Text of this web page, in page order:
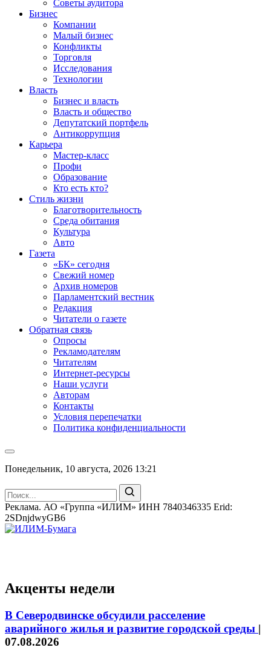
Советы аудитора
Бизнес
Компании
Малый бизнес
Конфликты
Торговля
Исследования
Технологии
Власть
Бизнес и власть
Власть и общество
Депутатский портфель
Антикоррупция
Карьера
Мастер-класс
Профи
Образование
Кто есть кто?
Стиль жизни
Благотворительность
Среда обитания
Культура
Авто
Газета
«БК» сегодня
Свежий номер
Архив номеров
Парламентский вестник
Редакция
Читатели о газете
Обратная связь
Опросы
Рекламодателям
Читателям
Интернет-ресурсы
Наши услуги
Авторам
Контакты
Условия перепечатки
Политика конфиденциальности
Понедельник, 10 августа, 2026 13:21
Реклама. АО «Группа «ИЛИМ» ИНН 7840346335 Erid:
2SDnjdwyGB6
Акценты недели
В Северодвинске обсудили расселение
аварийного жилья и развитие городской среды |
07.08.2026